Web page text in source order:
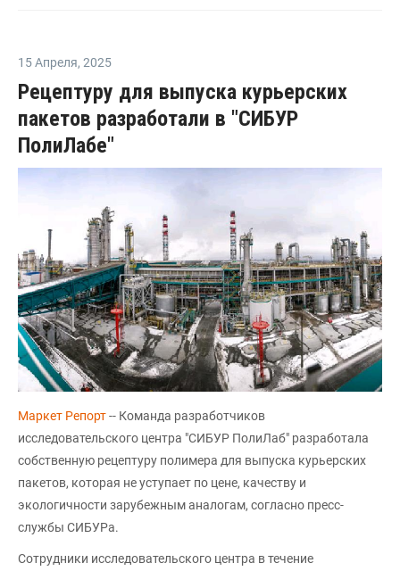
15 Апреля, 2025
Рецептуру для выпуска курьерских
пакетов разработали в "СИБУР
ПолиЛабе"
Маркет Репорт-- Команда разработчиков
исследовательского центра "СИБУР ПолиЛаб" разработала
собственную рецептуру полимера для выпуска курьерских
пакетов, которая не уступает по цене, качеству и
экологичности зарубежным аналогам, согласно пресс-
службы СИБУРа.
Сотрудники исследовательского центра в течение